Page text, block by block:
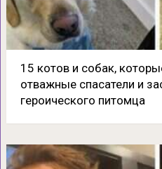
15 котов и собак,
отважные спасатели и
героического питомца